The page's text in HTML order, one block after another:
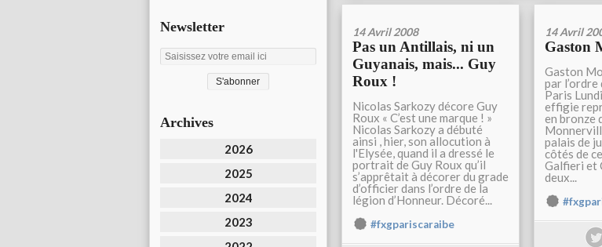
Newsletter
Archives
2026
2025
2024
2023
14 Avril 2008
Pas un Antillais, ni un
Guyanais, mais... Guy
Roux !
Nicolas Sarkozy décore Guy
Roux « C’est une marque ! »
Nicolas Sarkozy a débuté
ainsi , hier, son allocution à
l'Elysée, quand il a dressé le
portrait de Guy Roux qu’il
s’apprêtait à décorer du grade
d’officier dans l’ordre de la
légion d’Honneur. Décoré...
#fxgpariscaraibe
14 Avril
Gaston
Gaston
par l’ordre
Paris
effigie
en bronze
palais de
côtés de
Galfieri et
deux...